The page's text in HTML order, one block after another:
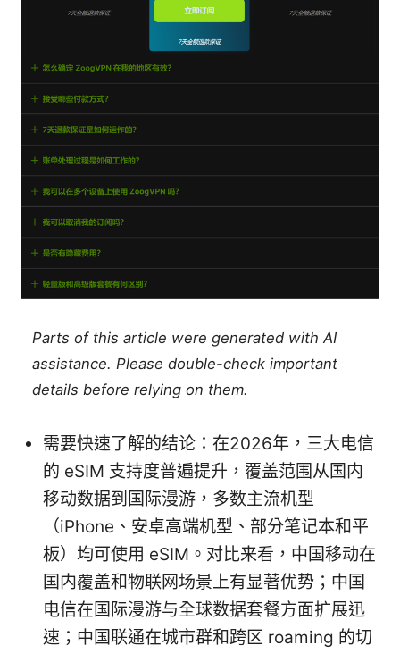
Parts of this article were generated with AI
assistance. Please double-check important
details before relying on them.
需要快速了解的结论：在2026年，三大电信
的 eSIM 支持度普遍提升，覆盖范围从国内
移动数据到国际漫游，多数主流机型
（iPhone、安卓高端机型、部分笔记本和平
板）均可使用 eSIM。对比来看，中国移动在
国内覆盖和物联网场景上有显著优势；中国
电信在国际漫游与全球数据套餐方面扩展迅
速；中国联通在城市群和跨区 roaming 的切